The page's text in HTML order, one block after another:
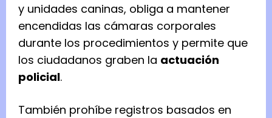
y unidades caninas, obliga a mantener
encendidas las cámaras corporales
durante los procedimientos y permite que
los ciudadanos graben la actuación
policial.
También prohíbe registros basados en